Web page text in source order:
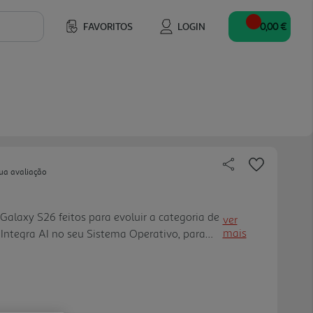
FAVORITOS LOGIN 0,00 €
avaliação
S26 feitos para evoluir a categoria de
AI no seu Sistema Operativo, para
confortável, simples e intuitiva em todas
icónico: A série Galaxy S26 aprimora o seu
ver
mais